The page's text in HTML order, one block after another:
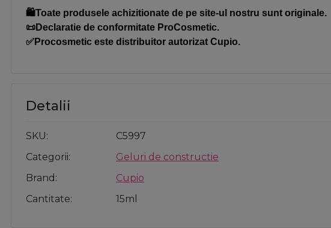
🛍️Toate produsele achizitionate de pe site-ul nostru sunt originale.
📜Declaratie de conformitate ProCosmetic.
✅Procosmetic este distribuitor autorizat Cupio.
Detalii
SKU
C5997
Categorii
Geluri de constructie
Brand
Cupio
Cantitate
15ml